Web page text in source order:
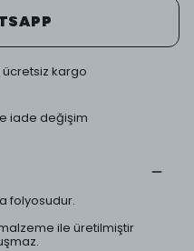
ücretsiz kargo
iade değişim
folyosudur.
ile üretilmiştir